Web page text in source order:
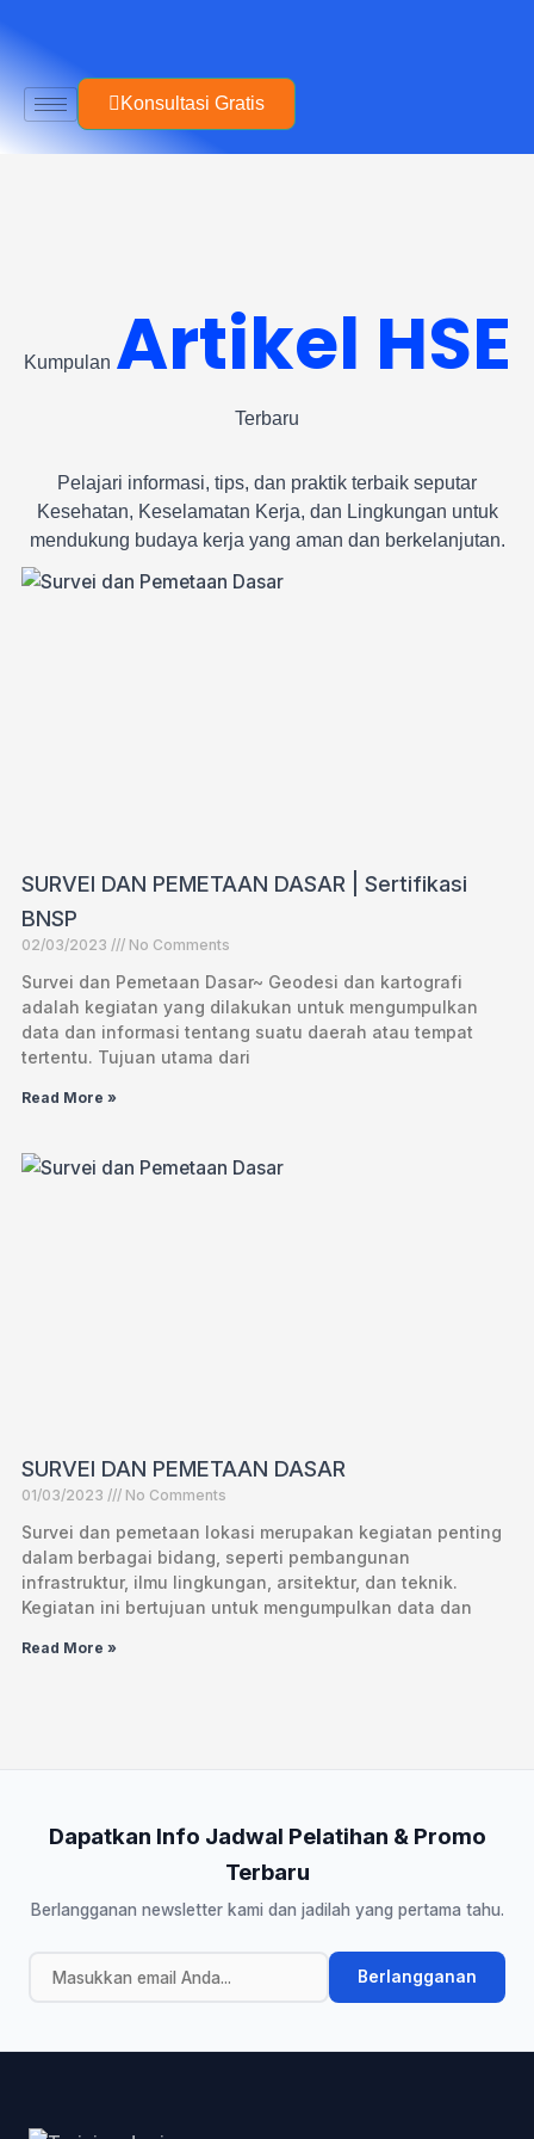
to
content
Konsultasi Gratis
Kumpulan Artikel HSE
Terbaru
Pelajari informasi, tips, dan praktik terbaik seputar
Kesehatan, Keselamatan Kerja, dan Lingkungan untuk
mendukung budaya kerja yang aman dan berkelanjutan.
SURVEI DAN PEMETAAN DASAR | Sertifikasi
BNSP
02/03/2023 No Comments
Survei dan Pemetaan Dasar~ Geodesi dan kartografi
adalah kegiatan yang dilakukan untuk mengumpulkan
data dan informasi tentang suatu daerah atau tempat
tertentu. Tujuan utama dari
Read More »
SURVEI DAN PEMETAAN DASAR
01/03/2023 No Comments
Survei dan pemetaan lokasi merupakan kegiatan penting
dalam berbagai bidang, seperti pembangunan
infrastruktur, ilmu lingkungan, arsitektur, dan teknik.
Kegiatan ini bertujuan untuk mengumpulkan data dan
Read More »
Dapatkan Info Jadwal Pelatihan & Promo
Terbaru
Berlangganan newsletter kami dan jadilah yang pertama tahu.
Berlangganan